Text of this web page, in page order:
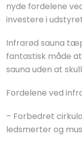
nyde fordelene
investere i
Infrarød sauna
fantastisk måde
sauna uden at
Fordelene ved
– Forbedret
ledsmerter og